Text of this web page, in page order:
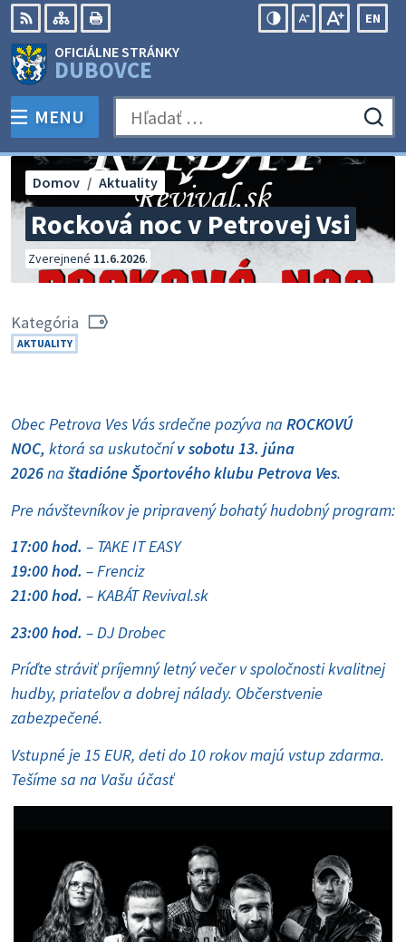
Preskočiť
na
obsah
RSS Mapa
EN
OFICIÁLNE STRÁNKY
DUBOVCE
PREPNÚŤ
MENU Hľadať:
Rocková noc v Petrovej Vsi
Domov Aktuality
Zverejnené 11.6.2026.
Kategória
AKTUALITY
Obec Petrova Ves Vás srdečne pozýva na ROCKOVÚ
NOC, ktorá sa uskutočnív sobotu 13. júna
2026na štadióne Športového klubu Petrova Ves.
Pre návštevníkov je pripravený bohatý hudobný program:
17:00 hod. – TAKE IT EASY
19:00 hod. – Frenciz
21:00 hod. – KABÁT Revival.sk
23:00 hod. – DJ Drobec
Príďte stráviť príjemný letný večer v spoločnosti kvalitnej
hudby, priateľov a dobrej nálady. Občerstvenie
zabezpečené.
Vstupné je 15 EUR, deti do 10 rokov majú vstup zdarma.
Tešíme sa na Vašu účasť